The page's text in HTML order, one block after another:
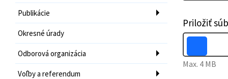
Publikácie
Okresné úrady
Odborová organizácia
Voľby a referendum
Priložiť
Max. 4 MB